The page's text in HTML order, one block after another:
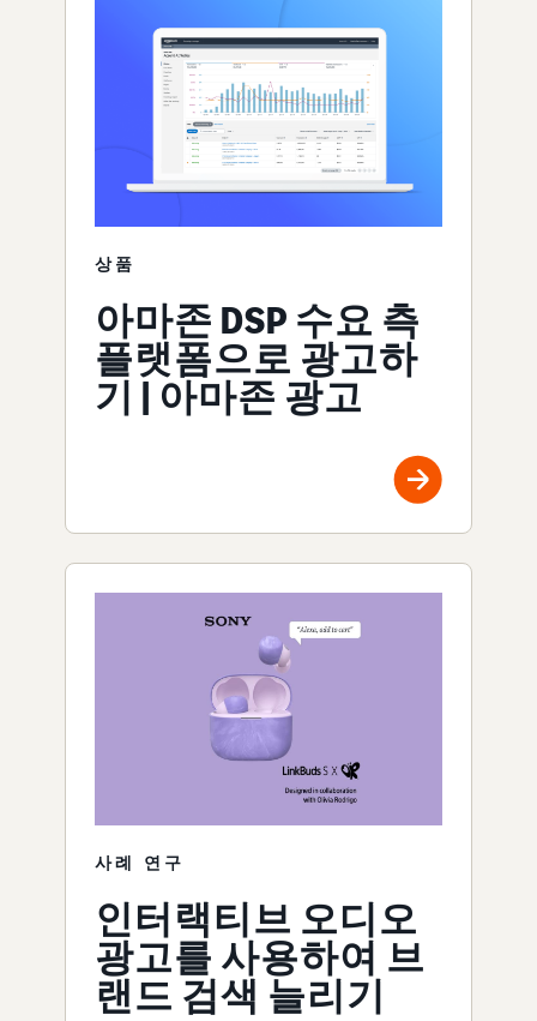
상품
아마존 DSP 수요 측
플랫폼으로 광고하
기 | 아마존 광고
사례 연구
인터랙티브 오디오
광고를 사용하여 브
랜드 검색 늘리기